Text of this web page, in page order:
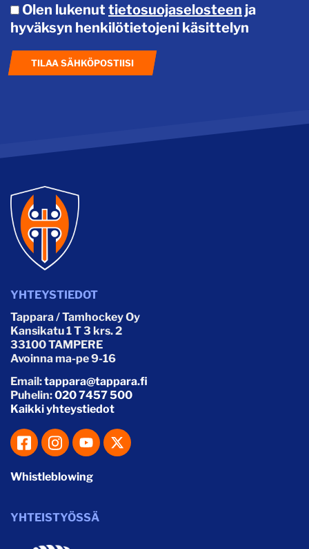
YHTEYSTIEDOT
Tappara / Tamhockey Oy
Kansikatu 1 T 3 krs. 2
33100 TAMPERE
Avoinna ma-pe 9-16
Email:tappara@tappara.fi
Puhelin:020 7457 500
Kaikki yhteystiedot
Whistleblowing
YHTEISTYÖSSÄ
Olen lukenut tietosuojaselosteen ja
hyväksyn henkilötietojeni käsittelyn
TILAA SÄHKÖPOSTIISI